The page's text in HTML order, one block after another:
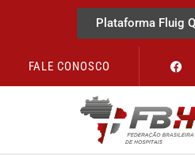
Plataforma Fluig
FALE CONOSCO